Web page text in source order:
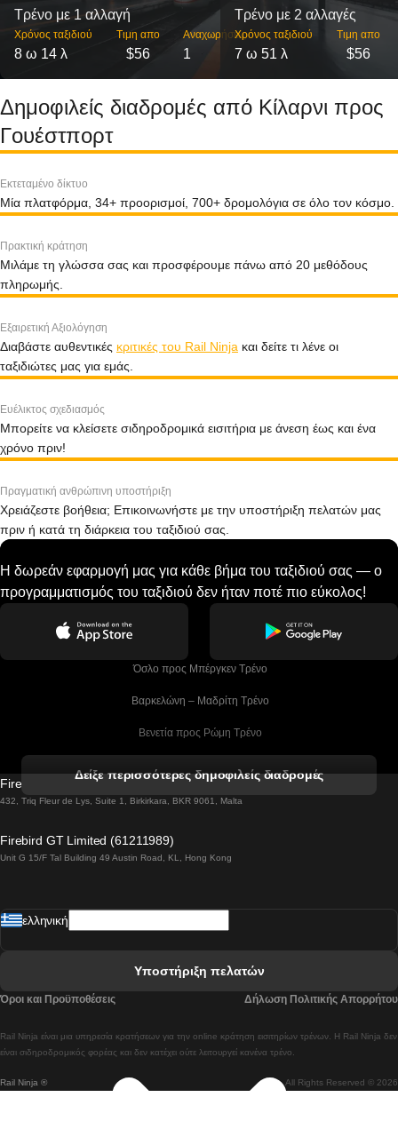
Τρένο με 1 αλλαγή
Χρόνος ταξιδιού
8 ω 14 λ
Τιμη απο
$56
Αναχωρήσεις
1
Τρένο με 2 αλλαγές
Χρόνος ταξιδιού
7 ω 51 λ
Τιμη απο
$56
Δημοφιλείς διαδρομές από Κίλαρνι προς
Γουέστπορτ
Εκτεταμένο δίκτυο
Μία πλατφόρμα, 34+ προορισμοί, 700+ δρομολόγια σε όλο τον κόσμο.
Πρακτική κράτηση
Μιλάμε τη γλώσσα σας και προσφέρουμε πάνω από 20 μεθόδους
πληρωμής.
Εξαιρετική Αξιολόγηση
Διαβάστε αυθεντικές κριτικές του Rail Ninja και δείτε τι λένε οι
ταξιδιώτες μας για εμάς.
Ευέλικτος σχεδιασμός
Μπορείτε να κλείσετε σιδηροδρομικά εισιτήρια με άνεση έως και ένα
χρόνο πριν!
Πραγματική ανθρώπινη υποστήριξη
Χρειάζεστε βοήθεια; Επικοινωνήστε με την υποστήριξη πελατών μας
πριν ή κατά τη διάρκεια του ταξιδιού σας.
Η δωρεάν εφαρμογή μας για κάθε βήμα του ταξιδιού σας — ο
προγραμματισμός του ταξιδιού δεν ήταν ποτέ πιο εύκολος!
Όσλο προς Μπέργκεν Tρένο
Βαρκελώνη – Μαδρίτη Tρένο
Βενετία προς Ρώμη Τρένο
Βιέννη προς Σάλτσμπουργκ Τρένα
Βουδαπέστη προς Πράγα Tρένο
Λισαβόνα προς Λάγος Tρένο
Λισαβόνα προς Μαδρίτη Τρένα
Δείξε περισσότερες δημοφιλείς διαδρομές
Firebird GT Limited (OC 1451)
432, Triq Fleur de Lys, Suite 1, Birkirkara, BKR 9061, Malta
Firebird GT Limited (61211989)
Unit G 15/F Tal Building 49 Austin Road, KL, Hong Kong
Rail Ninja ® All Rights Reserved © 2026
Rail Ninja είναι μια υπηρεσία κρατήσεων για την online κράτηση εισιτηρίων τρένων. Η Rail Ninja δεν
είναι σιδηροδρομικός φορέας και δεν κατέχει ούτε λειτουργεί κανένα τρένο.
ελληνική
Υποστήριξη πελατών
Όροι και Προϋποθέσεις Δήλωση Πολιτικής Απορρήτου